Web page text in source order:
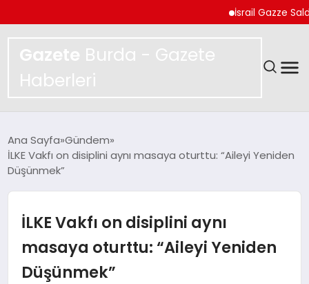
İsrail Gazze
Gazete Burda - Gazete
Haberleri
SPOR
EKONOMI
Ana Sayfa Gündem
İLKE Vakfı on disiplini aynı masaya oturttu: “Aileyi Yeniden
Düşünmek”
İLKE Vakfı on disiplini aynı
masaya oturttu: “Aileyi Yeniden
Düşünmek”